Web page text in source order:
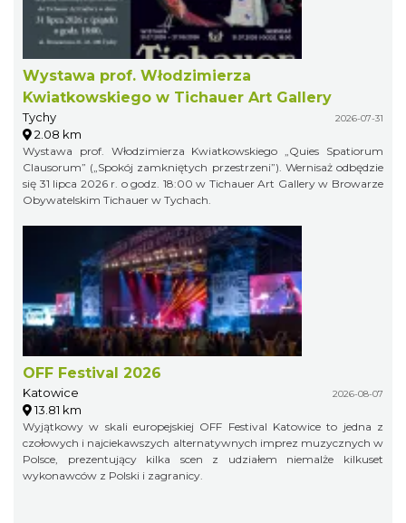
Wystawa prof. Włodzimierza
Kwiatkowskiego w Tichauer Art Gallery
Tychy 2026-07-31
2.08 km
Wystawa prof. Włodzimierza Kwiatkowskiego „Quies Spatiorum
Clausorum” („Spokój zamkniętych przestrzeni”). Wernisaż odbędzie
się 31 lipca 2026 r. o godz. 18:00 w Tichauer Art Gallery w Browarze
Obywatelskim Tichauer w Tychach.
OFF Festival 2026
Katowice 2026-08-07
13.81 km
Wyjątkowy w skali europejskiej OFF Festival Katowice to jedna z
czołowych i najciekawszych alternatywnych imprez muzycznych w
Polsce, prezentujący kilka scen z udziałem niemalże kilkuset
wykonawców z Polski i zagranicy.